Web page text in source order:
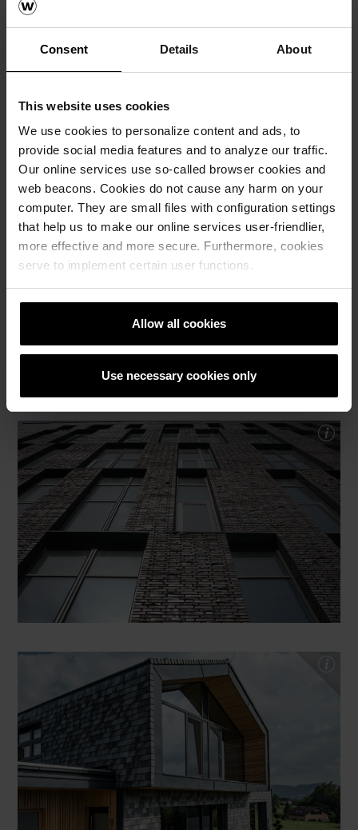
Consent Details About
This website uses cookies
We use cookies to personalize content and ads, to
provide social media features and to analyze our traffic.
Our online services use so-called browser cookies and
web beacons. Cookies do not cause any harm on your
computer. They are small files with configuration settings
that help us to make our online services user-friendlier,
more effective and more secure. Furthermore, cookies
serve to implement certain user functions.
Allow all cookies
Use necessary cookies only
РЕФЕРЕНТНА ЛИСТА